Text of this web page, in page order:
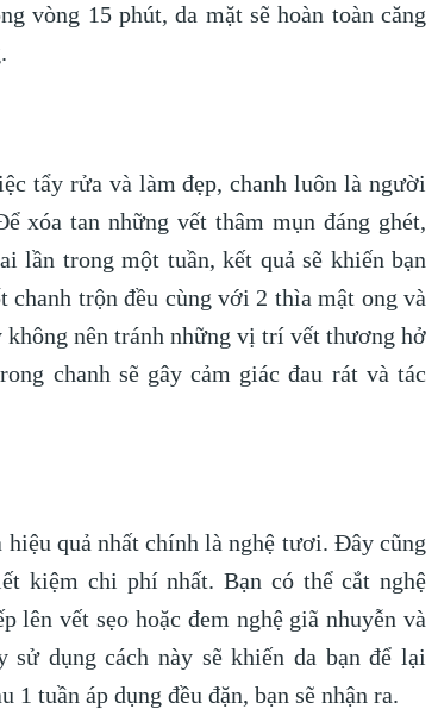
vòng 15 phút, da mặt sẽ hoàn toàn căng
tẩy rửa và làm đẹp, chanh luôn là người
xóa tan những vết thâm mụn đáng ghét,
lần trong một tuần, kết quả sẽ khiến bạn
trộn đều cùng với 2 thìa mật ong và
nên tránh những vị trí vết thương hở
chanh sẽ gây cảm giác đau rát và tác
hiệu quả nhất chính là nghệ tươi. Đây cũng
kiệm chi phí nhất. Bạn có thể cắt nghệ
lên vết sẹo hoặc đem nghệ giã nhuyễn và
dụng cách này sẽ khiến da bạn để lại
tuần áp dụng đều đặn, bạn sẽ nhận ra.